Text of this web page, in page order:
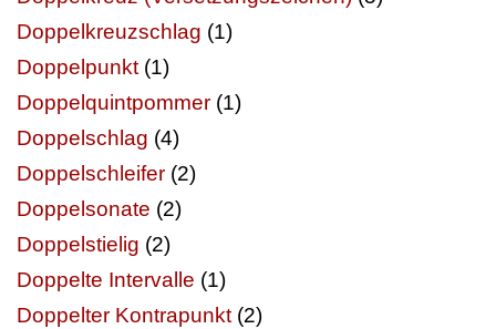
Doppelkreuzschlag (1)
Doppelpunkt (1)
Doppelquintpommer (1)
Doppelschlag (4)
Doppelschleifer (2)
Doppelsonate (2)
Doppelstielig (2)
Doppelte Intervalle (1)
Doppelter Kontrapunkt (2)